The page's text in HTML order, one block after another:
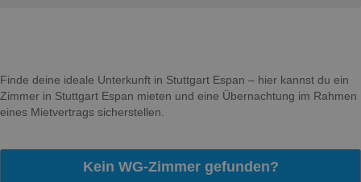
Finde deine ideale Unterkunft in Stuttgart Espan – hier kannst du ein
Zimmer in Stuttgart Espan mieten und eine Übernachtung im Rahmen
eines Mietvertrags sicherstellen.
Kein WG-Zimmer gefunden?